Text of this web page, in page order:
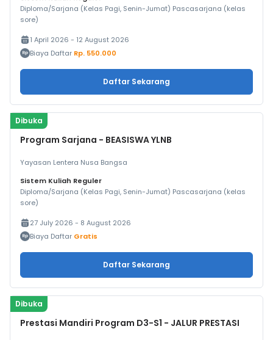
Diploma/Sarjana (Kelas Pagi, Senin-Jumat) Pascasarjana (kelas
sore)
1 April 2026 - 12 August 2026
Biaya Daftar Rp. 550.000
Daftar Sekarang
Dibuka
Program Sarjana - BEASISWA YLNB
Yayasan Lentera Nusa Bangsa
Sistem Kuliah Reguler
Diploma/Sarjana (Kelas Pagi, Senin-Jumat) Pascasarjana (kelas
sore)
27 July 2026 - 8 August 2026
Biaya Daftar Gratis
Daftar Sekarang
Dibuka
Prestasi Mandiri Program D3-S1 - JALUR PRESTASI